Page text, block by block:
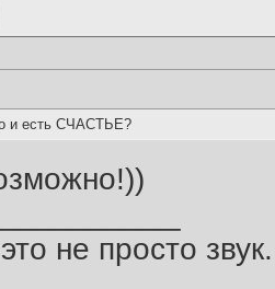
и есть СЧАСТЬЕ?
не просто